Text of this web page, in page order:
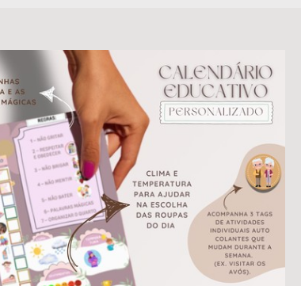
Todos EDUCATIVO ALBUNS